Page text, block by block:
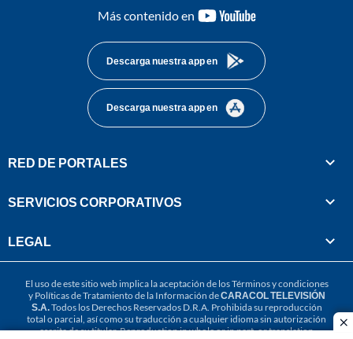
Más contenido en
youtube-
Descarga nuestra app en
Descarga nuestra app en
RED DE PORTALES
SERVICIOS CORPORATIVOS
LEGAL
El uso de este sitio web implica la aceptación de losTérminos y condiciones
y Políticas de Tratamiento de la Información deCARACOL TELEVISIÓN
S.A.Todos los Derechos Reservados D.R.A. Prohibida su reproducción
total o parcial, así como su traducción a cualquier idioma sin autorización
escrita de su titular. Reproduction in whole or in part, or translation